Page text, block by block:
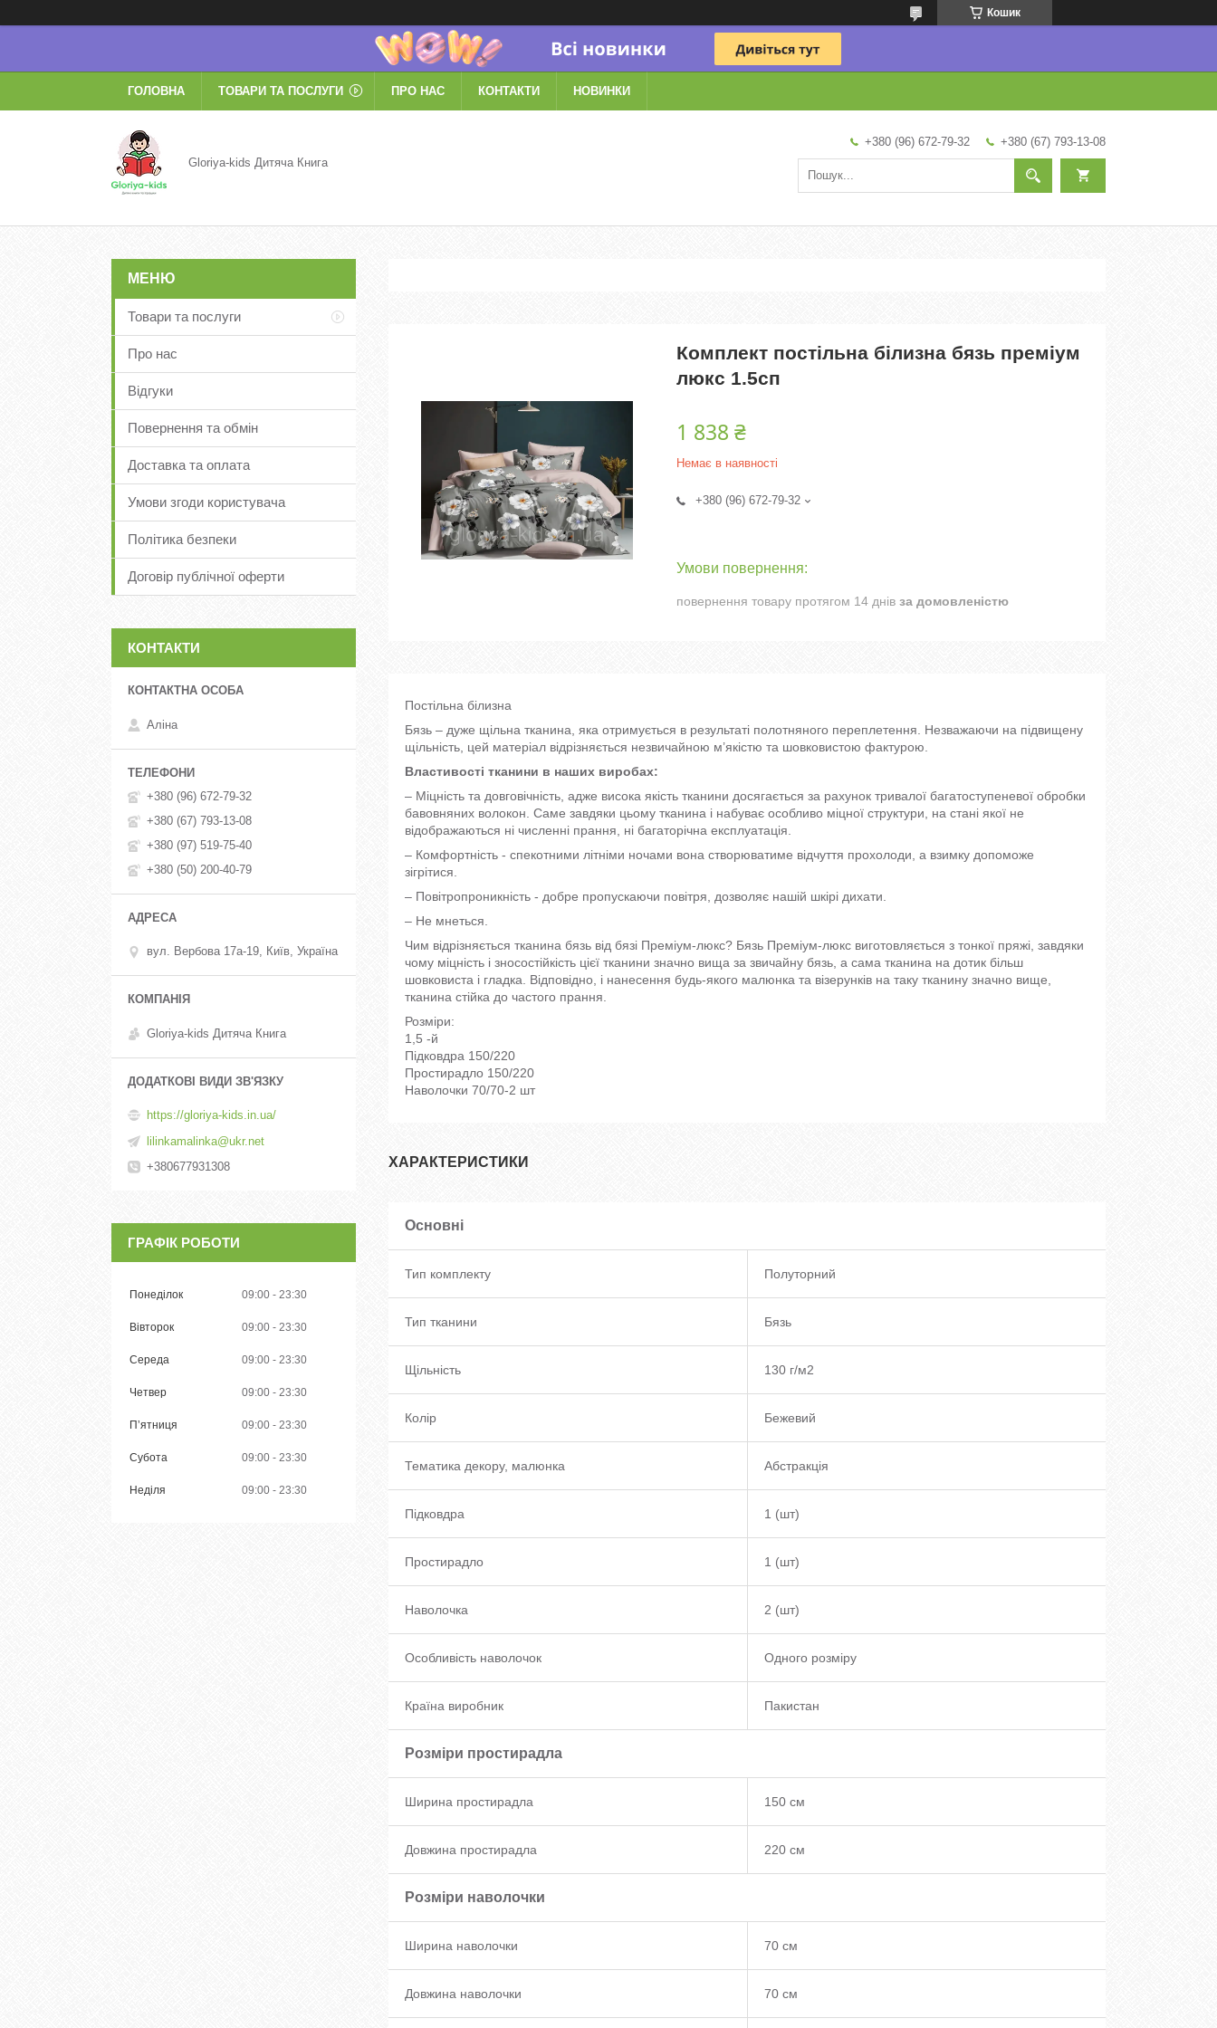
Кошик
ГОЛОВНА ТОВАРИ ТА ПОСЛУГИ ПРО НАС КОНТАКТИ НОВИНКИ
Gloriya-kids Дитяча Книга
+380 (96) 672-79-32 +380 (67) 793-13-08
Комплект постільна білизна бязь преміум
люкс 1.5сп
1 838 ₴
Немає в наявності
+380 (96) 672-79-32
повернення товару протягом 14 днів за домовленістю
Постільна білизна
Бязь – дуже щільна тканина, яка отримується в результаті полотняного переплетення. Незважаючи на підвищену
щільність, цей матеріал відрізняється незвичайною м’якістю та шовковистою фактурою.
Властивості тканини в наших виробах:
– Міцність та довговічність, адже висока якість тканини досягається за рахунок тривалої багатоступеневої обробки
бавовняних волокон. Саме завдяки цьому тканина і набуває особливо міцної структури, на стані якої не
відображаються ні численні прання, ні багаторічна експлуатація.
– Комфортність - спекотними літніми ночами вона створюватиме відчуття прохолоди, а взимку допоможе
зігрітися.
– Повітропроникність - добре пропускаючи повітря, дозволяє нашій шкірі дихати.
– Не мнеться.
Чим відрізняється тканина бязь від бязі Преміум-люкс? Бязь Преміум-люкс виготовляється з тонкої пряжі, завдяки
чому міцність і зносостійкість цієї тканини значно вища за звичайну бязь, а сама тканина на дотик більш
шовковиста і гладка. Відповідно, і нанесення будь-якого малюнка та візерунків на таку тканину значно вище,
тканина стійка до частого прання.
Розміри:
1,5 -й
Підковдра 150/220
Простирадло 150/220
Наволочки 70/70-2 шт
ХАРАКТЕРИСТИКИ
Основні
Тип комплекту Полуторний
Тип тканини Бязь
Щільність 130 г/м2
Колір Бежевий
Тематика декору, малюнка Абстракція
Підковдра 1 (шт)
Простирадло 1 (шт)
Наволочка 2 (шт)
Особливість наволочок Одного розміру
Країна виробник Пакистан
Розміри простирадла
Ширина простирадла 150 см
Довжина простирадла 220 см
Розміри наволочки
Ширина наволочки 70 см
Довжина наволочки 70 см
Товари та послуги
Про нас
Відгуки
Повернення та обмін
Доставка та оплата
Умови згоди користувача
Політика безпеки
Договір публічної оферти
КОНТАКТИ
Аліна
+380 (96) 672-79-32
+380 (67) 793-13-08
+380 (97) 519-75-40
+380 (50) 200-40-79
вул. Вербова 17а-19, Київ, Україна
Gloriya-kids Дитяча Книга
https://gloriya-kids.in.ua/
lilinkamalinka@ukr.net
+380677931308
ГРАФІК РОБОТИ
Понеділок 09:00 23:30
Вівторок 09:00 23:30
Середа 09:00 23:30
Четвер 09:00 23:30
Пʼятниця 09:00 23:30
Субота 09:00 23:30
Неділя 09:00 23:30